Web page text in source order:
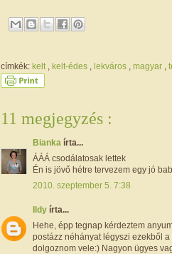
címkék: kelt kelt-édes lekváros magyar
11 megjegyzés :
Bianka írta...
ÁÁÁ csodálatosak lettek
Én is jövő hétre tervezem egy jó
2010. szeptember 5. 7:38
Ildy írta...
Hehe, épp tegnap kérdeztem
postázz néhányat légyszi ezekből
dolgoznom vele:) Nagyon ügyes